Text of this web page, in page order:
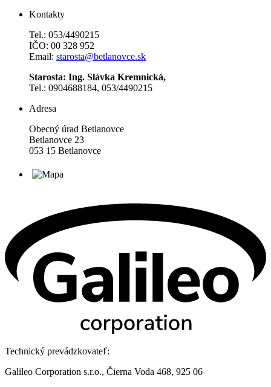
Kontakty
Tel.: 053/4490215
IČO: 00 328 952
Email: starosta@betlanovce.sk
Starosta: Ing. Slávka Kremnická,
Tel.: 0904688184, 053/4490215
Adresa
Obecný úrad Betlanovce
Betlanovce 23
053 15 Betlanovce
Technický prevádzkovateľ:
Galileo Corporation s.r.o., Čierna Voda 468, 925 06